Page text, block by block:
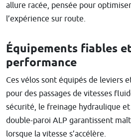
allure racée, pensée pour
l’expérience sur route.
Équipements fiables
performance
Ces vélos sont équipés de leviers
pour des passages de vitesses
sécurité, le freinage hydraulique
double-paroi ALP garantissent
lorsque la vitesse s’accélère.